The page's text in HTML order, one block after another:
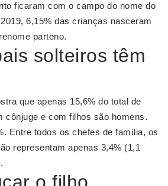
ficaram com o campo do nome do
6,15% das crianças nasceram
parteno.
solteiros têm
que apenas 15,6% do total de
cônjuge e com filhos são homens.
Entre todos os chefes de família, os
representam apenas 3,4% (1,1